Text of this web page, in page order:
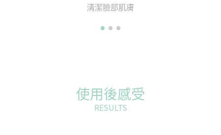
清潔臉部肌膚
使用後感受
RESULTS